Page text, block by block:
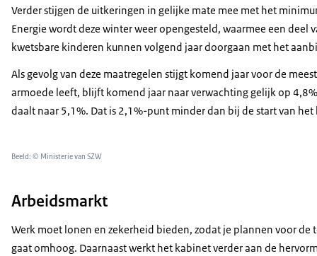
Verder stijgen de uitkeringen in gelijke mate mee met het
Energie wordt deze winter weer opengesteld, waarmee een
kwetsbare kinderen kunnen volgend jaar doorgaan met het
Als gevolg van deze maatregelen stijgt komend jaar voor de
armoede leeft, blijft komend jaar naar verwachting gelijk op
daalt naar 5,1%. Dat is 2,1%-punt minder dan bij de start van
Beeld: © Ministerie van SZW
Arbeidsmarkt
Werk moet lonen en zekerheid bieden, zodat je plannen voor
gaat omhoog. Daarnaast werkt het kabinet verder aan de